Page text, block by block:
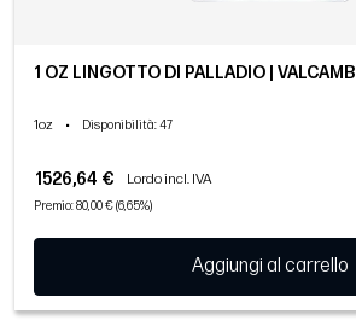
1 OZ LINGOTTO DI PALLADIO | VALCAMBI
1oz • Disponibilità: 47
1526,64 € Lordo incl. IVA
Premio: 80,00 € (6,65%)
Aggiungi al carrello